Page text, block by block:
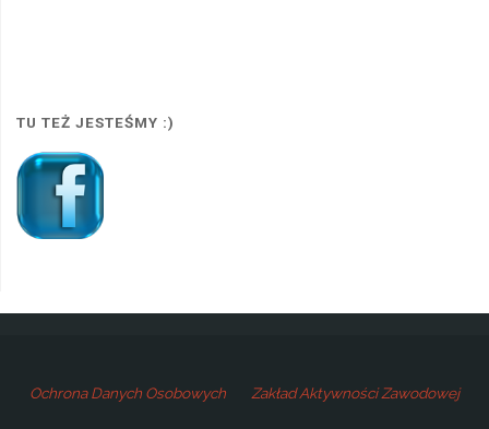
TU TEŻ JESTEŚMY :)
Ochrona Danych Osobowych Zakład Aktywności Zawodowej